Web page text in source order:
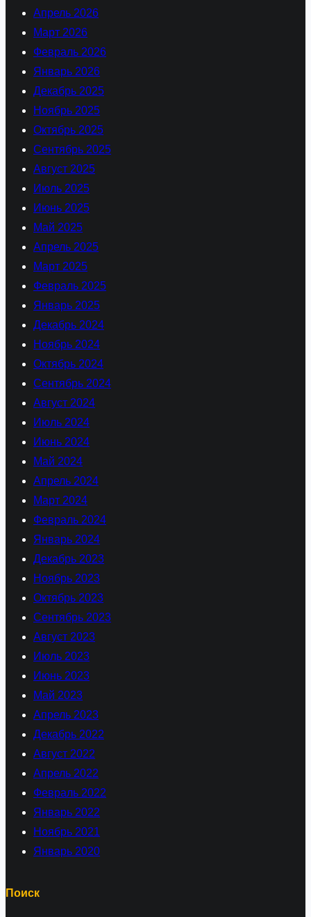
Апрель 2026
Март 2026
Февраль 2026
Январь 2026
Декабрь 2025
Ноябрь 2025
Октябрь 2025
Сентябрь 2025
Август 2025
Июль 2025
Июнь 2025
Май 2025
Апрель 2025
Март 2025
Февраль 2025
Январь 2025
Декабрь 2024
Ноябрь 2024
Октябрь 2024
Сентябрь 2024
Август 2024
Июль 2024
Июнь 2024
Май 2024
Апрель 2024
Март 2024
Февраль 2024
Январь 2024
Декабрь 2023
Ноябрь 2023
Октябрь 2023
Сентябрь 2023
Август 2023
Июль 2023
Июнь 2023
Май 2023
Апрель 2023
Декабрь 2022
Август 2022
Апрель 2022
Февраль 2022
Январь 2022
Ноябрь 2021
Январь 2020
Поиск